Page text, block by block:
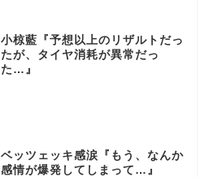
小椋藍『予想以上のリザルトだっ
たが、タイヤ消耗が異常だっ
た…』
ベッツェッキ感涙『もう、なんか
感情が爆発してしまって…』